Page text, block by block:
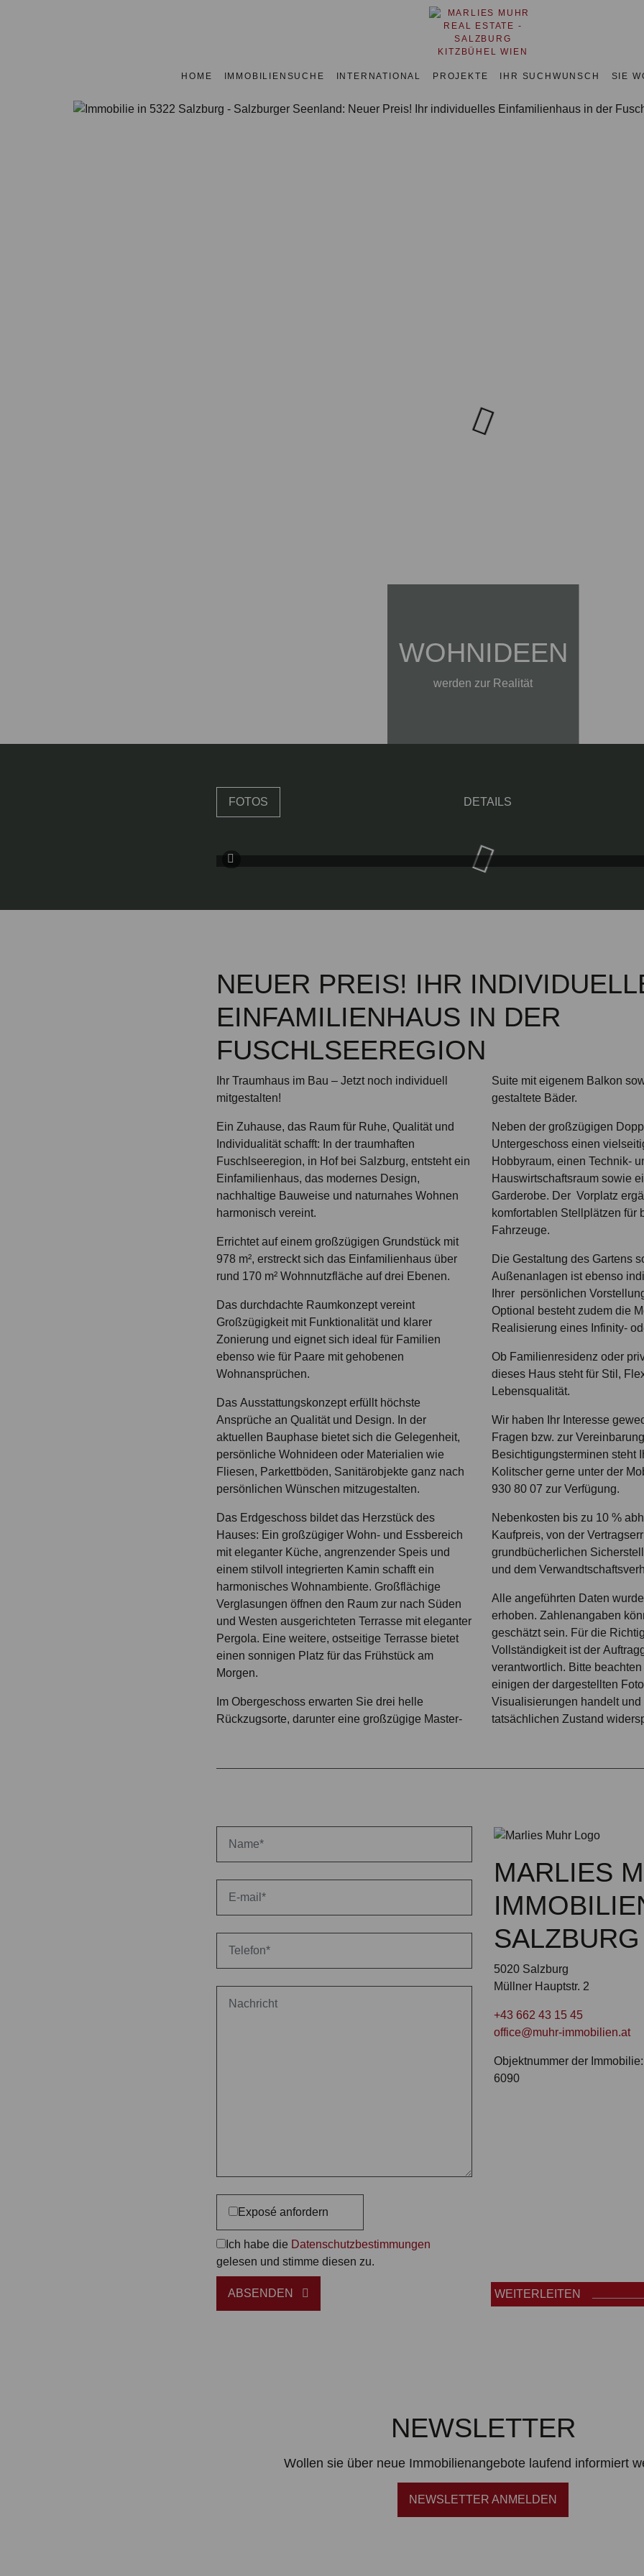
HOME IMMOBILIENSUCHE INTERNATIONAL PROJEKTE IHR SUCHWUNSCH SIE
WOHNIDEEN
werden zur Realität
FOTOS DETAILS
NEUER PREIS! IHR
EINFAMILIENHAUS IN DER
FUSCHLSEEREGION
Ihr Traumhaus im Bau – Jetzt noch individuell
mitgestalten!
Ein Zuhause, das Raum für Ruhe, Qualität und
Individualität schafft: In der traumhaften
Fuschlseeregion, in Hof bei Salzburg, entsteht ein
Einfamilienhaus, das modernes Design,
nachhaltige Bauweise und naturnahes Wohnen
harmonisch vereint.
Errichtet auf einem großzügigen Grundstück mit
978 m², erstreckt sich das Einfamilienhaus über
rund 170 m² Wohnnutzfläche auf drei Ebenen.
Das durchdachte Raumkonzept vereint
Großzügigkeit mit Funktionalität und klarer
Zonierung und eignet sich ideal für Familien
ebenso wie für Paare mit gehobenen
Wohnansprüchen.
Das Ausstattungskonzept erfüllt höchste
Ansprüche an Qualität und Design. In der
aktuellen Bauphase bietet sich die Gelegenheit,
persönliche Wohnideen oder Materialien wie
Fliesen, Parkettböden, Sanitärobjekte ganz nach
persönlichen Wünschen mitzugestalten.
Das Erdgeschoss bildet das Herzstück des
Hauses: Ein großzügiger Wohn- und Essbereich
mit eleganter Küche, angrenzender Speis und
einem stilvoll integrierten Kamin schafft ein
harmonisches Wohnambiente. Großflächige
Verglasungen öffnen den Raum zur nach Süden
und Westen ausgerichteten Terrasse mit eleganter
Pergola. Eine weitere, ostseitige Terrasse bietet
einen sonnigen Platz für das Frühstück am
Morgen.
Im Obergeschoss erwarten Sie drei helle
Rückzugsorte, darunter eine großzügige Master-
Suite mit eigenem Balkon
gestaltete Bäder.
Neben der großzügigen
Untergeschoss einen
Hobbyraum, einen Technik-
Hauswirtschaftsraum sowie
Garderobe. Der Vorplatz
komfortablen Stellplätzen für
Fahrzeuge.
Die Gestaltung des Gartens
Außenanlagen ist ebenso
Ihrer persönlichen
Optional besteht zudem die
Realisierung eines Infinity-
Ob Familienresidenz oder
dieses Haus steht für Stil,
Lebensqualität.
Wir haben Ihr Interesse
Fragen bzw. zur
Besichtigungsterminen steht
Kolitscher gerne unter der
930 80 07 zur Verfügung.
Nebenkosten bis zu 10 %
Kaufpreis, von der
grundbücherlichen
und dem
Alle angeführten Daten
erhoben. Zahlenangaben
geschätzt sein. Für die
Vollständigkeit ist der
verantwortlich. Bitte
einigen der dargestellten
Visualisierungen handelt und
tatsächlichen Zustand
Exposé anfordern
Ich habe die Datenschutzbestimmungen
gelesen und stimme diesen zu.
ABSENDEN
MARLIES
SALZBURG
5020 Salzburg
Müllner Hauptstr. 2
+43 662 43 15 45
office@muhr-immobilien.at
Objektnummer der Immobilie:
6090
WEITERLEITEN
NEWSLETTER
Wollen sie über neue Immobilienangebote laufend informiert
NEWSLETTER ANMELDEN